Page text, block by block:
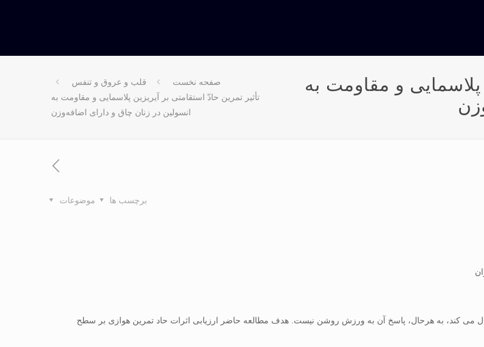
پلاسمایی و مقاومت به
صفحه نخست
قلب و عروق و تنفس
تأثیر تمرین حادّ استقامتی بر آیریزین پلاسمایی و مقاومت به
انسولین در زنان چاق و دارای اضافه‌وزن
موضوعات برچسب ها
می کند، به هرحال، پاسخ آن به ورزش روشن نیست. هدف مطالعه حاضر ارزیابی اثرات حاد تمرین هوازی بر سطح